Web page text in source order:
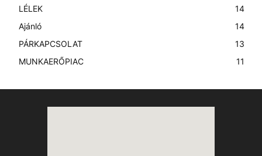
LÉLEK
14
Ajánló
14
PÁRKAPCSOLAT
13
MUNKAERŐPIAC
11